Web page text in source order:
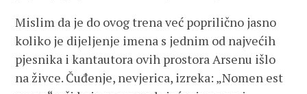
Mislim da je do ovog trena već poprilično jasno
koliko je dijeljenje imena s jednim od najvećih
pjesnika i kantautora ovih prostora Arsenu išlo
na živce. Čuđenje, nevjerica, izreka: „Nomen est